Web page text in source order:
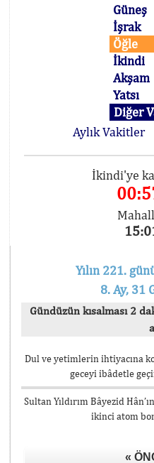
Güneş
İşrak
Öğle
İkindi
Akşam
Yatsı
Diğer
Aylık Vakitler
İkindi'ye
Yılın 221.
8. Ay, 31
Gündüzün kısalması 2
Dul ve yetimlerin ihtiyacına
geceyi ibâdetle
Sultan Yıldırım Bâyezid
ikinci atom
«